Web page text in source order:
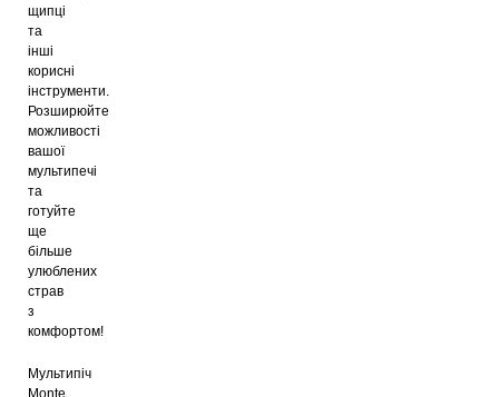
щипці
та
інші
корисні
інструменти.
Розширюйте
можливості
вашої
мультипечі
та
готуйте
ще
більше
улюблених
страв
з
комфортом!
Мультипіч
Monte